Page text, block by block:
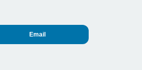
Email